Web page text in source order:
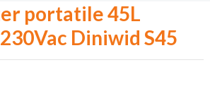
portatile 45L
Diniwid S45